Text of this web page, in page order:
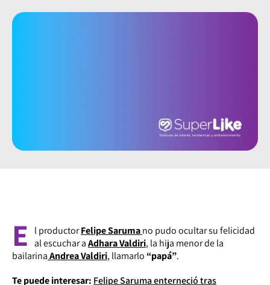
E l productorFelipe Sarumano pudo ocultar su felicidad
al escuchar aAdhara Valdiri, la hija menor de la
bailarinaAndrea Valdiri, llamarlo“papá”.
Te puede interesar: Felipe Saruma enterneció tras